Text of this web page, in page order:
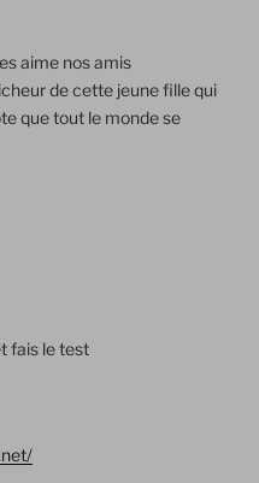
aime nos amis
de cette jeune fille qui
que tout le monde se
fais le test